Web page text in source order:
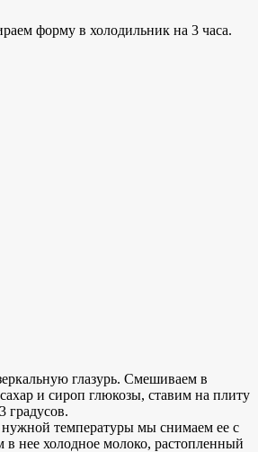
форму в холодильник на 3 часа.
глазурь. Смешиваем в
и сироп глюкозы, ставим на плиту
градусов.
нужной температуры мы снимаем ее с
нее холодное молоко, растопленный